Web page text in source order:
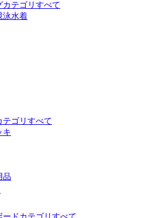
カテゴリすべて
泳水着
テゴリすべて
キ
品